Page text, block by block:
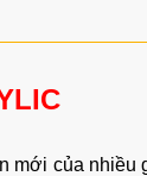
mới của nhiều